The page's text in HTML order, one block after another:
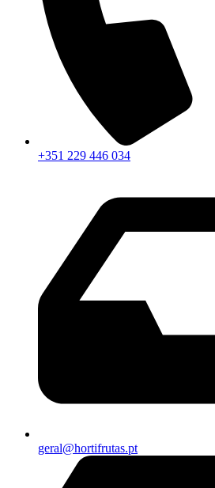
+351 229 446 034
geral@hortifrutas.pt